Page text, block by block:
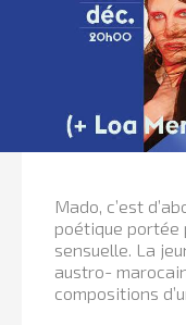
Mado, c’est
poétique portée
sensuelle. La
austro-
compositions